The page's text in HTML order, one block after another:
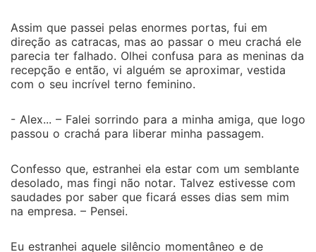
Assim que passei pelas enormes portas, fui em
direção as catracas, mas ao passar o meu crachá ele
parecia ter falhado. Olhei confusa para as meninas da
recepção e então, vi alguém se aproximar, vestida
com o seu incrível terno feminino.
- Alex... – Falei sorrindo para a minha amiga, que logo
passou o crachá para liberar minha passagem.
Confesso que, estranhei ela estar com um semblante
desolado, mas fingi não notar. Talvez estivesse com
saudades por saber que ficará esses dias sem mim
na empresa. – Pensei.
Eu estranhei aquele silêncio momentâneo e de